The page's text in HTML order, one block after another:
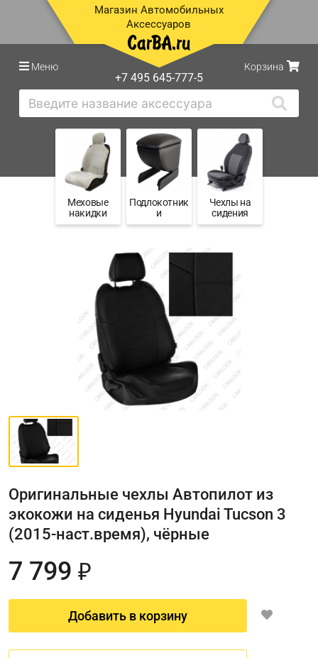
Магазин Автомобильных
Аксессуаров
Меню
+7 495 645-777-5
Корзина
Меховые
накидки
Подлокотник
и
Чехлы на
сидения
Оригинальные чехлы Автопилот из
экокожи на сиденья Hyundai Tucson 3
(2015-наст.время), чёрные
7 799 ₽
Добавить в корзину